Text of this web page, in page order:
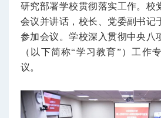
研究部署学校贯彻落实工作。校
会议并讲话，校长、党委副书记
参加会议。学校深入贯彻中央八
（以下简称“学习教育”）工作
议。